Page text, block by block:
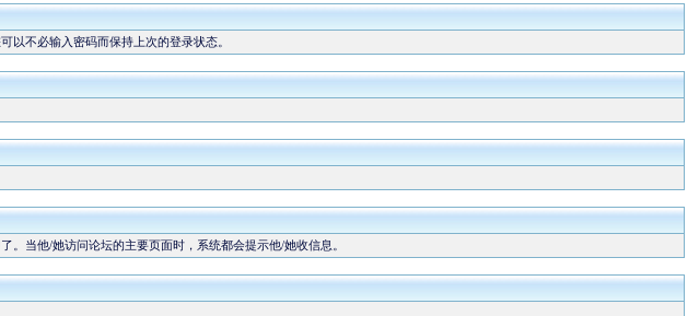
不必输入密码而保持上次的登录状态。
当他/她访问论坛的主要页面时，系统都会提示他/她收信息。